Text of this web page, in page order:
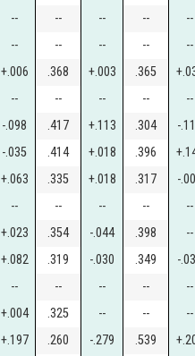
-- -- -- -- --
-- -- -- -- --
+.006 .368 +.003 .365
-- -- -- -- --
-.098 .417 +.113 .304 -
-.035 .414 +.018 .396
+.063 .335 +.018 .317 -
-- -- -- -- --
+.023 .354 -.044 .398 --
+.082 .319 -.030 .349 -
-- -- -- -- --
+.004 .325 -- -- --
+.197 .260 -.279 .539